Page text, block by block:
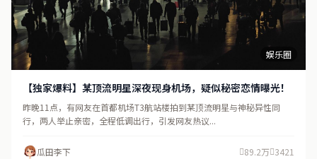
娱乐圈
【独家爆料】某顶流明星深夜现身机场，疑似秘密恋情曝光！
昨晚11点，有网友在首都机场T3航站楼拍到某顶流明星与神秘异性同
行，两人举止亲密，全程低调出行，引发网友热议...
瓜田李下 89.2万 3421